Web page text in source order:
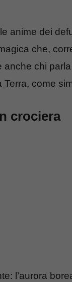
anime dei
che,
anche chi
come
crociera
l’aurora